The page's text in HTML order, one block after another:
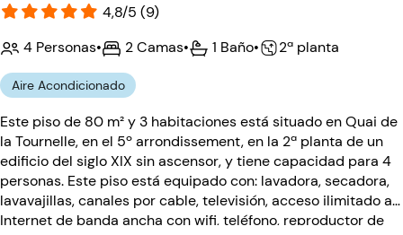
4,8/5 (9)
4 Personas• 2 Camas• 1 Baño• 2ª planta
Aire Acondicionado
Este piso de 80 m² y 3 habitaciones está situado en Quai de
la Tournelle, en el 5º arrondissement, en la 2ª planta de un
edificio del siglo XIX sin ascensor, y tiene capacidad para 4
personas. Este piso está equipado con: lavadora, secadora,
lavavajillas, canales por cable, televisión, acceso ilimitado a
Internet de banda ancha con wifi, teléfono, reproductor de